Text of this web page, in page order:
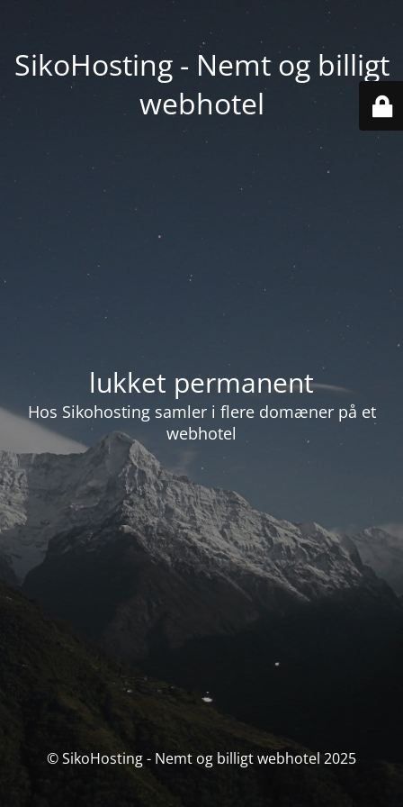
SikoHosting - Nemt og billigt
webhotel
lukket permanent
Hos Sikohosting samler i flere domæner på et
webhotel
© SikoHosting - Nemt og billigt webhotel 2025